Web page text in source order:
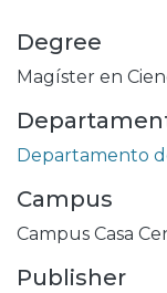
Degree
Magíster en
Departamento
Campus
Campus Casa
Publisher